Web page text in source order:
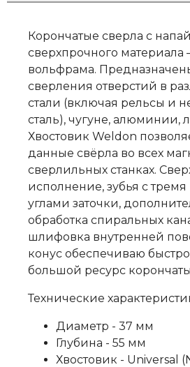
Корончатые сверла с
сверхпрочного
вольфрама.
сверления отверстий в
стали (включая рельсы и
сталь), чугуне, алюминии,
Хвостовик Weldon
данные свёрла во всех
сверлильных станках.
исполнение, зубья с
углами заточки,
обработка спиральных
шлифовка внутренней
конус обеспечиваю
большой ресурс
Технические
Диаметр - 37 мм
Глубина - 55 мм
Хвостовик - Universal